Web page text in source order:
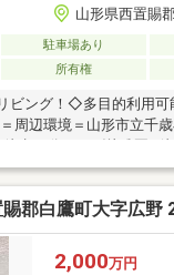
山形県西置賜
駐車場あり
所有権
ビング！◇多目的利用可
周辺環境＝山形市立千歳
歩17分月かげ幼稚園…徒
マル…徒歩17分ウエル
東公園…徒歩16分
郡白鷹町大字広野
2,000万円